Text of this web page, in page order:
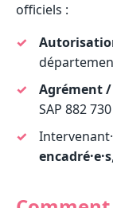
officiels :
Agrément /
SAP 882
encadré·e·s